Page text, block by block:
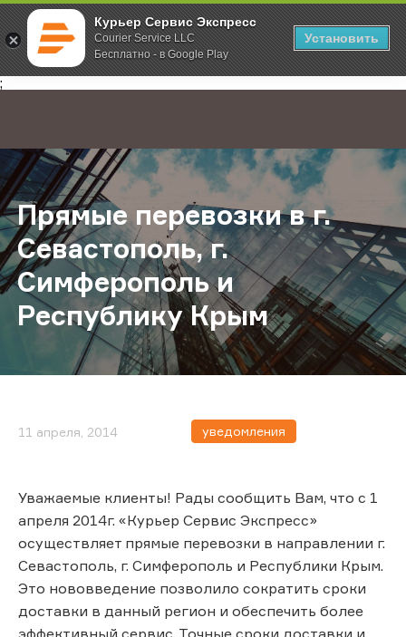
Курьер Сервис Экспресс
Courier Service LLC
Бесплатно - в Google Play
Установить
;
Главная О компании Новости Прямые перевозки в г.
Прямые перевозки в г.
Севастополь, г.
Симферополь и
Республику Крым
11 апреля, 2014 уведомления
Уважаемые клиенты! Рады сообщить Вам, что с 1
апреля 2014г. «Курьер Сервис Экспресс»
осуществляет прямые перевозки в направлении г.
Севастополь, г. Симферополь и Республики Крым.
Это нововведение позволило сократить сроки
доставки в данный регион и обеспечить более
эффективный сервис. Точные сроки доставки и